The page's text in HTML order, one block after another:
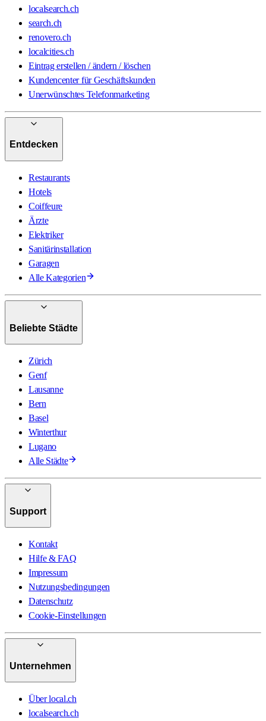
localsearch.ch
search.ch
renovero.ch
localcities.ch
Eintrag erstellen / ändern / löschen
Kundencenter für Geschäftskunden
Unerwünschtes Telefonmarketing
Entdecken
Restaurants
Hotels
Coiffeure
Ärzte
Elektriker
Sanitärinstallation
Garagen
Alle Kategorien
Beliebte Städte
Zürich
Genf
Lausanne
Bern
Basel
Winterthur
Lugano
Alle Städte
Support
Kontakt
Hilfe & FAQ
Impressum
Nutzungsbedingungen
Datenschutz
Cookie-Einstellungen
Unternehmen
Über local.ch
localsearch.ch